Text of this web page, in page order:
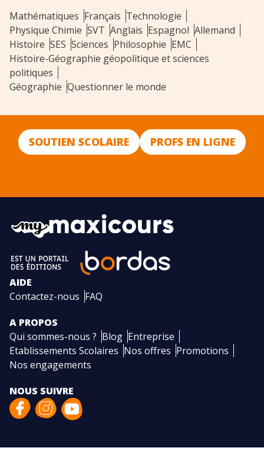
Mathématiques Français Technologie
Physique Chimie SVT Anglais Espagnol Allemand
Histoire SES Sciences Philosophie EMC
Histoire-Géographie géopolitique et sciences
politiques
Géographie Questionner le monde
SOUTIEN SCOLAIRE PROFS EN LIGNE
AIDE
Contactez-nous FAQ
A PROPOS
Qui sommes-nous ? Blog Entreprise
Etablissements Scolaires Nos offres Promotions
Nos engagements
NOUS SUIVRE